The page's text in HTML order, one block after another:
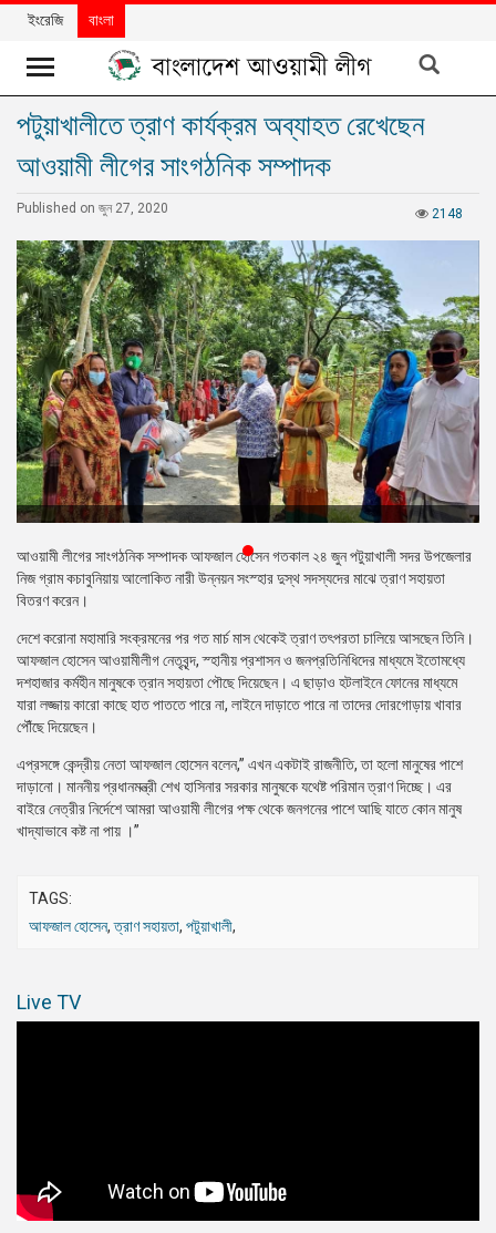
খবর
দলের
বিশেষ
নিবন্ধ
বিশেষ
প্রতিবেদন
মতামত
উন্নয়নের
বাংলাদেশ
নিউজলেটার
প্রেস
প্রকাশনা
গ্যালারি
বিএনপি-
জামায়াত
সহিংসতা
সংগঠন
নির্বাচনী
ইশতেহার
ইংরেজি বাংলা
পটুয়াখালীতে ত্রাণ কার্যক্রম অব্যাহত রেখেছেন
আওয়ামী লীগের সাংগঠনিক সম্পাদক
2148
Published on জুন 27, 2020
আওয়ামী লীগের সাংগঠনিক সম্পাদক আফজাল হোসেন গতকাল ২৪ জুন পটুয়াখালী সদর উপজেলার
নিজ গ্রাম কচাবুনিয়ায় আলোকিত নারী উন্নয়ন সংস্হার দুস্থ সদস্যদের মাঝে ত্রাণ সহায়তা
বিতরণ করেন।
দেশে করোনা মহামারি সংক্রমনের পর গত মার্চ মাস থেকেই ত্রাণ তৎপরতা চালিয়ে আসছেন তিনি।
আফজাল হোসেন আওয়ামীলীগ নেতৃবৃন্দ, স্হানীয় প্রশাসন ও জনপ্রতিনিধিদের মাধ্যমে ইতোমধ্যে
দশহাজার কর্মহীন মানুষকে ত্রান সহায়তা পৌছে দিয়েছেন। এ ছাড়াও হটলাইনে ফোনের মাধ্যমে
যারা লজ্জায় কারো কাছে হাত পাততে পারে না, লাইনে দাড়াতে পারে না তাদের দোরগোড়ায় খাবার
পৌঁছে দিয়েছেন।
এপ্রসঙ্গে কেন্দ্রীয় নেতা আফজাল হোসেন বলেন,” এখন একটাই রাজনীতি, তা হলো মানুষের পাশে
দাড়ানো। মাননীয় প্রধানমন্ত্রী শেখ হাসিনার সরকার মানুষকে যথেষ্ট পরিমান ত্রাণ দিচ্ছে। এর
বাইরে নেত্রীর নির্দেশে আমরা আওয়ামী লীগের পক্ষ থেকে জনগনের পাশে আছি যাতে কোন মানুষ
খাদ্যাভাবে কষ্ট না পায় ।”
TAGS:
আফজাল হোসেন,ত্রাণ সহায়তা, পটুয়াখালী,
Live TV